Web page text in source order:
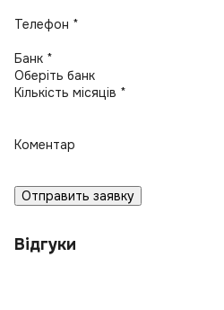
Телефон *
Банк *
Кількість місяців *
Коментар
Отправить заявку
Відгуки